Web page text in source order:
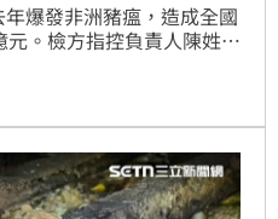
爆發非洲豬瘟，造成全國
。檢方指控負責人陳姓父
，涉偽造文書、詐欺等
潰的家庭。但台中地院仍
見2月，可抗告。